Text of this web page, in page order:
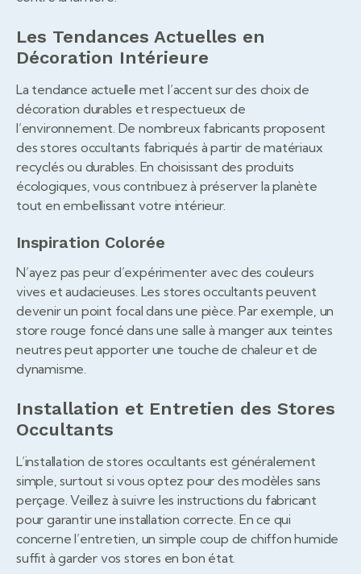
Les Tendances Actuelles en
Décoration Intérieure
La tendance actuelle met l’accent sur des choix de
décoration durables et respectueux de
l’environnement. De nombreux fabricants proposent
des stores occultants fabriqués à partir de matériaux
recyclés ou durables. En choisissant des produits
écologiques, vous contribuez à préserver la planète
tout en embellissant votre intérieur.
Inspiration Colorée
N’ayez pas peur d’expérimenter avec des couleurs
vives et audacieuses. Les stores occultants peuvent
devenir un point focal dans une pièce. Par exemple, un
store rouge foncé dans une salle à manger aux teintes
neutres peut apporter une touche de chaleur et de
dynamisme.
Installation et Entretien des Stores
Occultants
L’installation de stores occultants est généralement
simple, surtout si vous optez pour des modèles sans
perçage. Veillez à suivre les instructions du fabricant
pour garantir une installation correcte. En ce qui
concerne l’entretien, un simple coup de chiffon humide
suffit à garder vos stores en bon état.